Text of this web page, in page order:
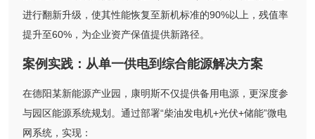
进行翻新升级，使其性能恢复至新机标准的90%以上，残值率
提升至60%，为企业资产保值提供新路径。
案例实践：从单一供电到综合能源解决方案
在德阳某新能源产业园，康明斯不仅提供备用电源，更深度参
与园区能源系统规划。通过部署“柴油发电机+光伏+储能”微电
网系统，实现：